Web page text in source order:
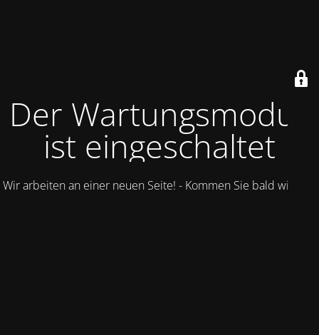
Der Wartungsmodus
ist eingeschaltet
Wir arbeiten an einer neuen Seite! - Kommen Sie bald wieder.